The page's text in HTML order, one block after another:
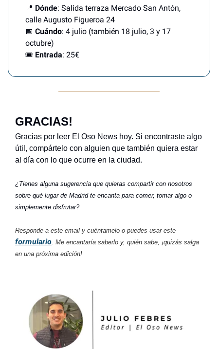
📍 Dónde: Salida terraza Mercado San Antón,
calle Augusto Figueroa 24
📅 Cuándo: 4 julio (también 18 julio, 3 y 17
octubre)
🎟️ Entrada: 25€
GRACIAS!
Gracias por leer El Oso News hoy. Si encontraste algo
útil, compártelo con alguien que también quiera estar
al día con lo que ocurre en la ciudad.
¿Tienes alguna sugerencia que quieras compartir con nosotros
sobre qué lugar de Madrid te encanta para comer, tomar algo o
simplemente disfrutar?
Responde a este email y cuéntamelo o puedes usar este
formulario . Me encantaría saberlo y, quién sabe, ¡quizás salga
en una próxima edición!